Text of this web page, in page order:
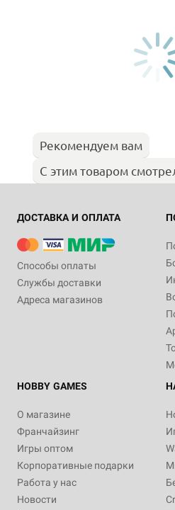
Рекомендуем вам
С этим товаром
ДОСТАВКА И ОПЛАТА
Способы оплаты
Службы доставки
Адреса магазинов
HOBBY GAMES
О магазине
Франчайзинг
Игры оптом
Корпоративные подарки
Работа у нас
Новости